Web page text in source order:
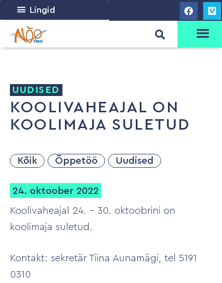
Lingid
UUDISED
KOOLIVAHEAJAL ON
KOOLIMAJA SULETUD
Kõik Õppetöö Uudised
24. oktoober 2022
Koolivaheajal 24. – 30. oktoobrini on
koolimaja suletud.
Kontakt: sekretär Tiina Aunamägi, tel 5191
0310